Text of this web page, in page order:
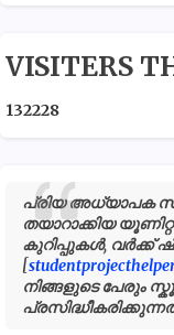
VISITERS
132228
പ്രിയ അധ്യാപക
തയാറാക്കിയ
കുറിപ്പുകൾ, വർക്ക്
[
നിങ്ങളുടെ പേരും